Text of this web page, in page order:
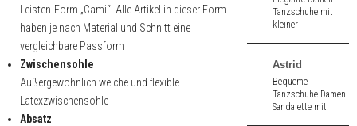
Leisten-Form „Cami“. Alle Artikel in dieser Form
haben je nach Material und Schnitt eine
vergleichbare Passform
Zwischensohle
Außergewöhnlich weiche und flexible
Latexzwischensohle
Absatz
Tanzschuhe mit
kleiner
cm hoher Absatz.
Astrid
Bequeme
Tanzschuhe Damen
Sandalette mit